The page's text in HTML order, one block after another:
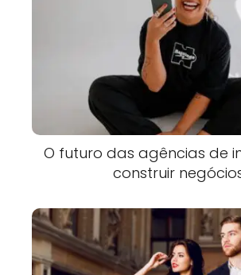
O futuro das agências de
construir